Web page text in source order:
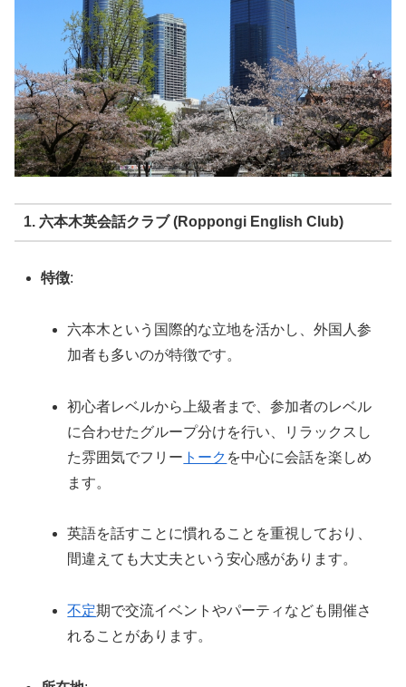
1. 六本木英会話クラブ (Roppongi English Club)
特徴:
六本木という国際的な立地を活かし、外国人参
加者も多いのが特徴です。
初心者レベルから上級者まで、参加者のレベル
に合わせたグループ分けを行い、リラックスし
た雰囲気でフリー トーク を中心に会話を楽しめ
ます。
英語を話すことに慣れることを重視しており、
間違えても大丈夫という安心感があります。
不定期で交流イベントやパーティなども開催さ
れることがあります。